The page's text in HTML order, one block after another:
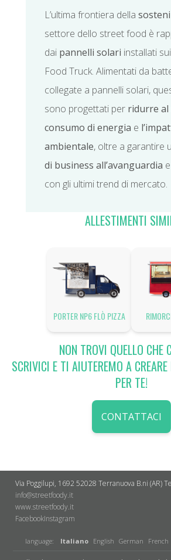
L’ultima frontiera della
settore dello street food è
dai pannelli solari installati
Food Truck. Alimentati da
collegate a pannelli solari,
sono progettati per ridurre al
consumo di energia e
ambientale, oltre a garantire
di business all’avanguardia
con gli ultimi trend di mercato.
ALLESTIMENTI
PORTER NP6 FLÒ PIZZA
NON TROVI QUELLO CHE
SCRIVICI E TI AIUTEREMO A
PER TE!
CONTATTACI
Via Poggilupi, 1692 52028 Terranuova B.ni (AR)
info@streetfoody.it
www.streetfoody.it
Facebook​Instagram
language: Italiano English German French